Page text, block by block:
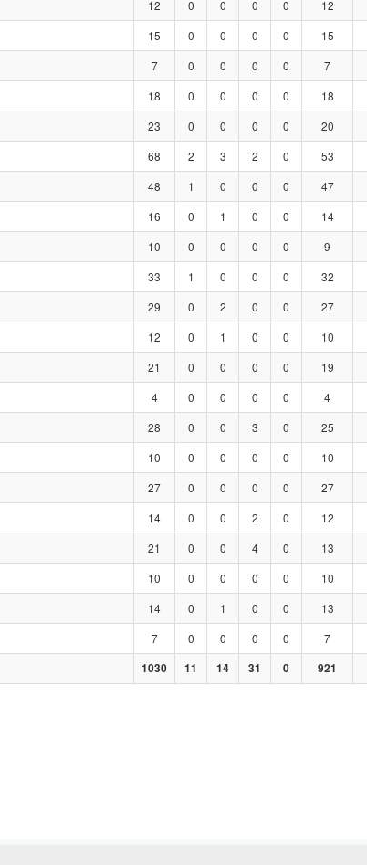
12 0 0 0 0 12
15 0 0 0 0 15
7 0 0 0 0 7
18 0 0 0 0 18
23 0 0 0 0 20
68 2 3 2 0 53
48 1 0 0 0 47
16 0 1 0 0 14
10 0 0 0 0 9
33 1 0 0 0 32
29 0 2 0 0 27
12 0 1 0 0 10
21 0 0 0 0 19
4 0 0 0 0 4
28 0 0 3 0 25
10 0 0 0 0 10
27 0 0 0 0 27
14 0 0 2 0 12
21 0 0 4 0 13
10 0 0 0 0 10
14 0 1 0 0 13
7 0 0 0 0 7
1030 11 14 31 0 921